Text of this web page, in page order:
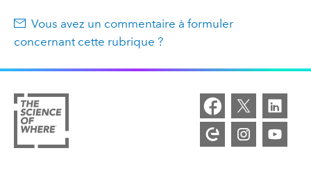
Vous avez un commentaire à formuler
concernant cette rubrique ?